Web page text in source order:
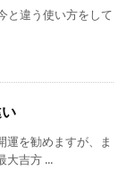
と違う使い方をして
運を勧めますが、ま
大吉方 ...